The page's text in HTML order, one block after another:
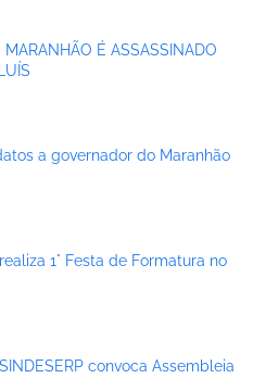
É ASSASSINADO
a governador do Maranhão
1° Festa de Formatura no
convoca Assembleia